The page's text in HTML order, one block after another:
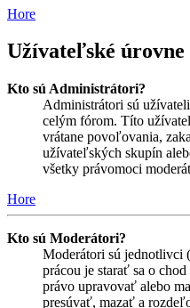
Hore
Užívateľské úrovne
Kto sú Administrátori?
Administrátori sú
celým fórom. Títo
vrátane povoľovania,
užívateľských skupín
všetky právomoci
Hore
Kto sú Moderátori?
Moderátori sú jednotlivci
prácou je starať sa o
právo upravovať alebo
presúvať, mazať a